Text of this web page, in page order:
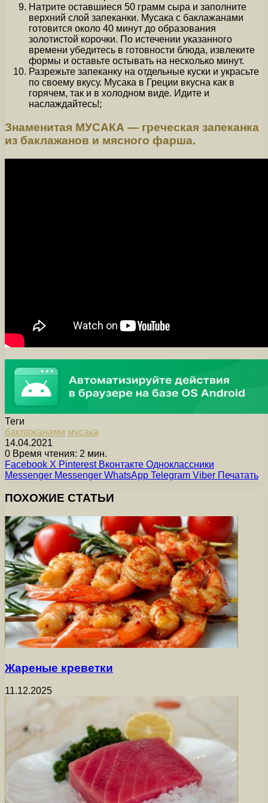
Натрите оставшиеся 50 грамм сыра и заполните
верхний слой запеканки. Мусака с баклажанами
готовится около 40 минут до образования
золотистой корочки. По истечении указанного
времени убедитесь в готовности блюда, извлеките
формы и оставьте остывать на несколько минут.
Разрежьте запеканку на отдельные куски и украсьте
по своему вкусу. Мусака в Греции вкусна как в
горячем, так и в холодном виде. Идите и
наслаждайтесь!;
Знаменитая МУСАКА — греческая запеканка
из баклажанов и мясного фарша.
Теги
баклажанами мусака
14.04.2021
0 Время чтения: 2 мин.
Facebook X Pinterest Вконтакте Одноклассники
Messenger Messenger WhatsApp Telegram Viber Печатать
ПОХОЖИЕ СТАТЬИ
Жареные креветки
11.12.2025